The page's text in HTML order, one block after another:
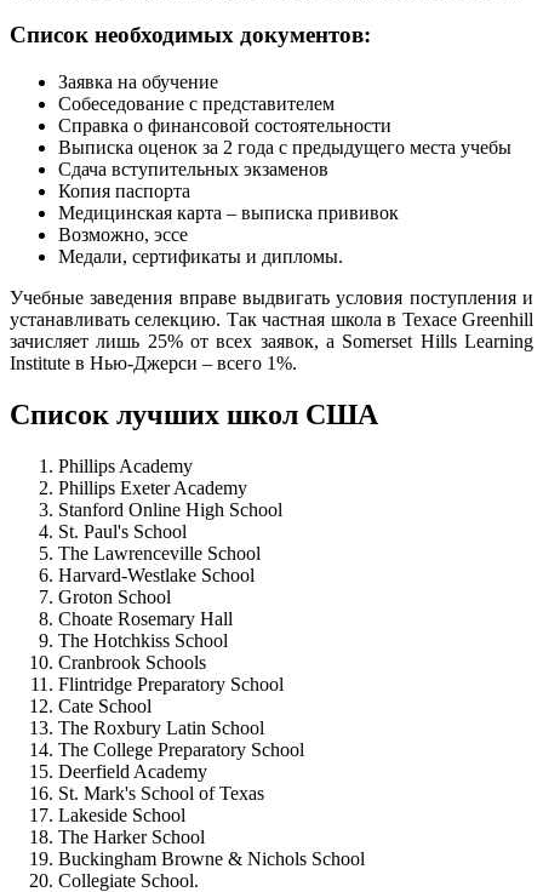
Список необходимых документов:
Заявка на обучение
Собеседование с представителем
Справка о финансовой состоятельности
Выписка оценок за 2 года с предыдущего места учебы
Сдача вступительных экзаменов
Копия паспорта
Медицинская карта – выписка прививок
Возможно, эссе
Медали, сертификаты и дипломы.
Учебные заведения вправе выдвигать условия поступления и
устанавливать селекцию. Так частная школа в Техасе Greenhill
зачисляет лишь 25% от всех заявок, а Somerset Hills Learning
Institute в Нью-Джерси – всего 1%.
Список лучших школ США
Phillips Academy
Phillips Exeter Academy
Stanford Online High School
St. Paul's School
The Lawrenceville School
Harvard-Westlake School
Groton School
Choate Rosemary Hall
The Hotchkiss School
Cranbrook Schools
Flintridge Preparatory School
Cate School
The Roxbury Latin School
The College Preparatory School
Deerfield Academy
St. Mark's School of Texas
Lakeside School
The Harker School
Buckingham Browne & Nichols School
Collegiate School.